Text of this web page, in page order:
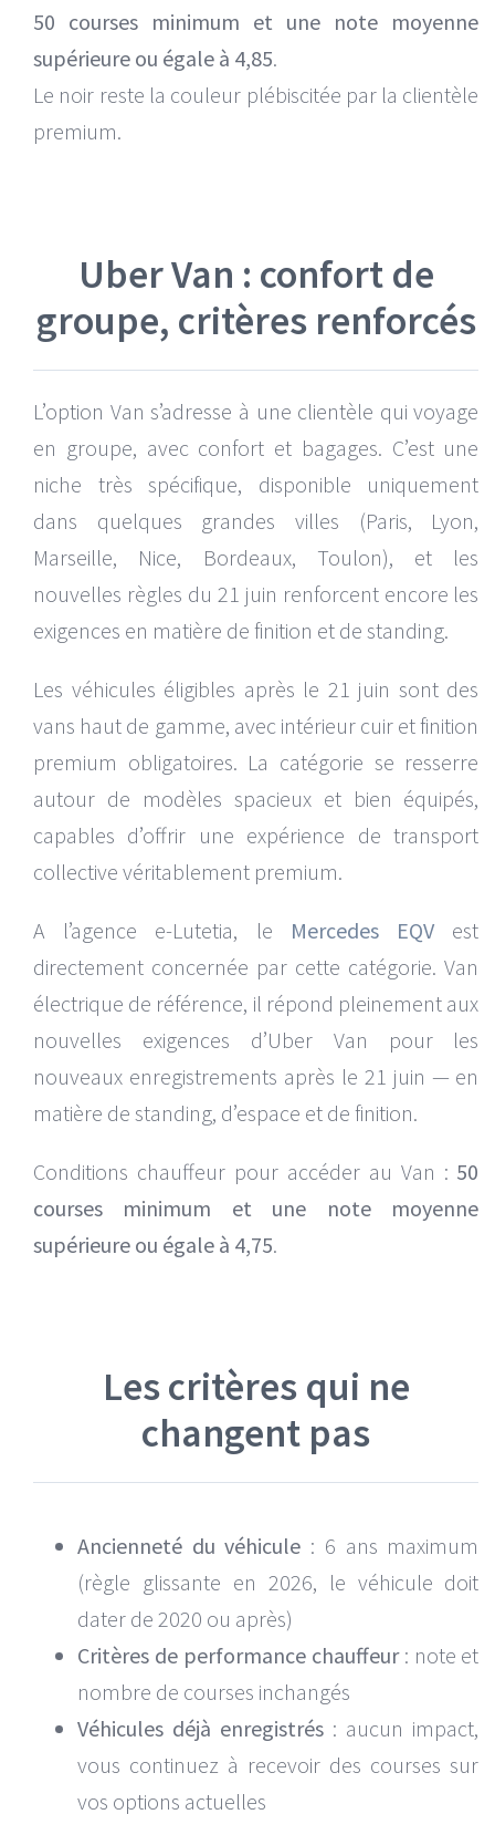
50 courses minimum et une note moyenne
supérieure ou égale à 4,85.
Le noir reste la couleur plébiscitée par la clientèle
premium.
Uber Van : confort de
groupe, critères renforcés
L’option Van s’adresse à une clientèle qui voyage
en groupe, avec confort et bagages. C’est une
niche très spécifique, disponible uniquement
dans quelques grandes villes (Paris, Lyon,
Marseille, Nice, Bordeaux, Toulon), et les
nouvelles règles du 21 juin renforcent encore les
exigences en matière de finition et de standing.
Les véhicules éligibles après le 21 juin sont des
vans haut de gamme, avec intérieur cuir et finition
premium obligatoires. La catégorie se resserre
autour de modèles spacieux et bien équipés,
capables d’offrir une expérience de transport
collective véritablement premium.
A l’agence e-Lutetia, le Mercedes EQV est
directement concernée par cette catégorie. Van
électrique de référence, il répond pleinement aux
nouvelles exigences d’Uber Van pour les
nouveaux enregistrements après le 21 juin — en
matière de standing, d’espace et de finition.
Conditions chauffeur pour accéder au Van : 50
courses minimum et une note moyenne
supérieure ou égale à 4,75.
Les critères qui ne
changent pas
Ancienneté du véhicule : 6 ans maximum
(règle glissante en 2026, le véhicule doit
dater de 2020 ou après)
Critères de performance chauffeur: note et
nombre de courses inchangés
Véhicules déjà enregistrés : aucun impact,
vous continuez à recevoir des courses sur
vos options actuelles